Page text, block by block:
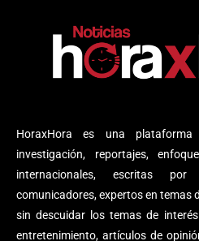
HoraxHora es una
investigación, reportajes,
internacionales, escritas por
comunicadores, expertos en temas
sin descuidar los temas de
entretenimiento, artículos de